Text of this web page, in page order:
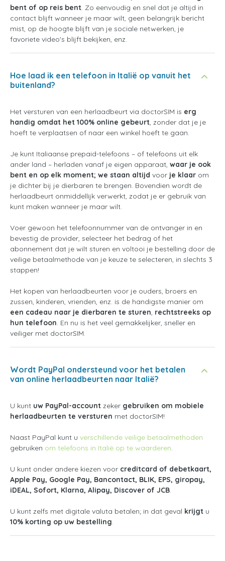
bent of op reis bent. Zo eenvoudig en snel dat je altijd in
contact blijft wanneer je maar wilt, geen belangrijk bericht
mist, op de hoogte blijft van je sociale netwerken, je
favoriete video's blijft bekijken, enz.
Hoe laad ik een telefoon in Italië op vanuit het
buitenland?
Het versturen van een herlaadbeurt via doctorSIM is erg
handig omdat het 100% online gebeurt, zonder dat je je
hoeft te verplaatsen of naar een winkel hoeft te gaan.
Je kunt Italiaanse prepaid-telefoons – of telefoons uit elk
ander land – herladen vanaf je eigen apparaat, waar je ook
bent en op elk moment; we staan altijd voor je klaar om
je dichter bij je dierbaren te brengen. Bovendien wordt de
herlaadbeurt onmiddellijk verwerkt, zodat je er gebruik van
kunt maken wanneer je maar wilt.
Voer gewoon het telefoonnummer van de ontvanger in en
bevestig de provider, selecteer het bedrag of het
abonnement dat je wilt sturen en voltooi je bestelling door de
veilige betaalmethode van je keuze te selecteren, in slechts 3
stappen!
Het kopen van herlaadbeurten voor je ouders, broers en
zussen, kinderen, vrienden, enz. is de handigste manier om
een cadeau naar je dierbaren te sturen, rechtstreeks op
hun telefoon. En nu is het veel gemakkelijker, sneller en
veiliger met doctorSIM.
Wordt PayPal ondersteund voor het betalen
van online herlaadbeurten naar Italië?
U kunt uw PayPal-account zeker gebruiken om mobiele
herlaadbeurten te versturen met doctorSIM!
Naast PayPal kunt u verschillende veilige betaalmethoden
gebruiken om telefoons in Italië op te waarderen.
U kunt onder andere kiezen voor creditcard of debetkaart,
Apple Pay, Google Pay, Bancontact, BLIK, EPS, giropay,
iDEAL, Sofort, Klarna, Alipay, Discover of JCB.
U kunt zelfs met digitale valuta betalen; in dat geval krijgt u
10% korting op uw bestelling.